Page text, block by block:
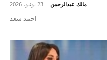
مالك عبدالرحمن - 23 يونيو، 2026
احمد سعد